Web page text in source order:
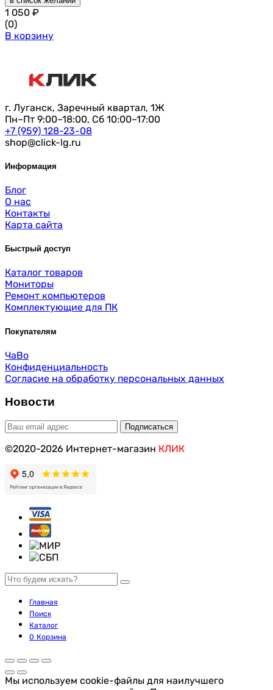
1 050 ₽
(0)
В корзину
г. Луганск, Заречный квартал, 1Ж
Пн–Пт 9:00–18:00, Сб 10:00–17:00
+7 (959) 128-23-08
shop@click-lg.ru
Информация
Блог
О нас
Контакты
Карта сайта
Быстрый доступ
Каталог товаров
Мониторы
Ремонт компьютеров
Комплектующие для ПК
Покупателям
ЧаВо
Конфиденциальность
Согласие на обработку персональных данных
Новости
©2020-2026 Интернет-магазин КЛИК
Главная
Поиск
Каталог
0 Корзина
Мы используем cookie-файлы для наилучшего